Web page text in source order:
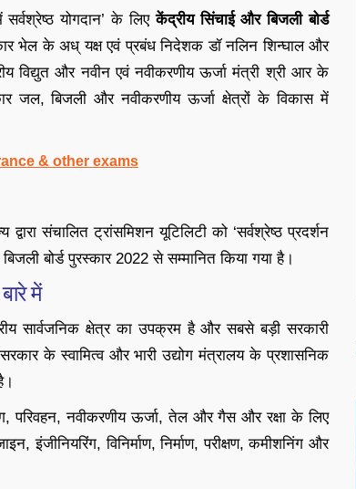
सर्वश्रेष्ठ योगदान’ के लिएकेंद्रीय सिंचाई और बिजली बोर्ड
भेल के अध् यक्ष एवं प्रबंध निदेशक डॉ नलिन शिन्घाल और
विद्युत और नवीन एवं नवीकरणीय ऊर्जा मंत्री श्री आर के
जल, बिजली और नवीकरणीय ऊर्जा क्षेत्रों के विकास में
& other exams
द्वारा संचालित ट्रांसमिशन यूटिलिटी को ‘सर्वश्रेष्ठ प्रदर्शन
बोर्ड पुरस्कार 2022 से सम्मानित किया गया है।
में
सार्वजनिक क्षेत्र का उपक्रम है और सबसे बड़ी सरकारी
के स्वामित्व और भारी उद्योग मंत्रालय के प्रशासनिक
परिवहन, नवीकरणीय ऊर्जा, तेल और गैस और रक्षा के लिए
इंजीनियरिंग, विनिर्माण, निर्माण, परीक्षण, कमीशनिंग और